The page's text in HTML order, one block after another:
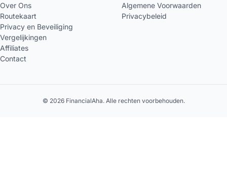
Over Ons
Routekaart
Privacy en Beveiliging
Vergelijkingen
Affiliates
Contact
Algemene Voorwaarden
Privacybeleid
© 2026 FinancialAha. Alle rechten voorbehouden.